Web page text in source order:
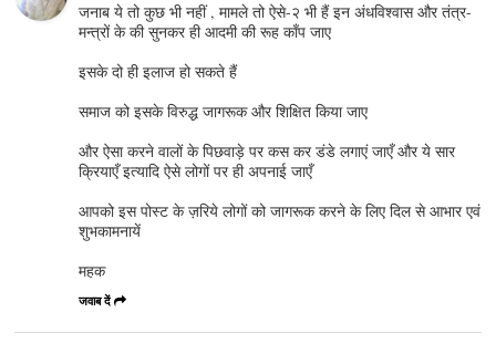
जनाब ये तो कुछ भी नहीं , मामले तो ऐसे-२ भी हैं इन अंधविश्वास और तंत्र-
मन्त्रों के की सुनकर ही आदमी की रूह काँप जाए
इसके दो ही इलाज हो सकते हैं
समाज को इसके विरुद्ध जागरूक और शिक्षित किया जाए
और ऐसा करने वालों के पिछवाड़े पर कस कर डंडे लगाएं जाएँ और ये सार
क्रियाएँ इत्यादि ऐसे लोगों पर ही अपनाई जाएँ
आपको इस पोस्ट के ज़रिये लोगों को जागरूक करने के लिए दिल से आभार एवं
शुभकामनायें
महक
जवाब दें